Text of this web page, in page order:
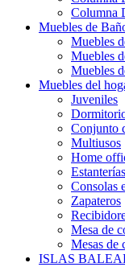
Columna
Muebles de
Muebles
Muebles
Muebles
Muebles del
Juveniles
Conjunto
Multiusos
Home
Estanterías
Consolas
Zapateros
Mesa de
Mesas de
ISLAS